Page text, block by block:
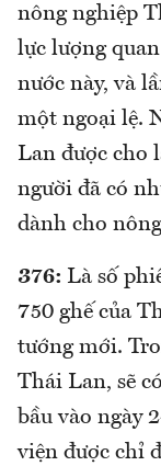
nông nghiệp
lực lượng
nước này, và
một ngoại lệ.
Lan được cho
người đã có
dành cho
376: Là số
750 ghế của
tướng mới.
Thái Lan, sẽ
bầu vào ngày
viện được chỉ